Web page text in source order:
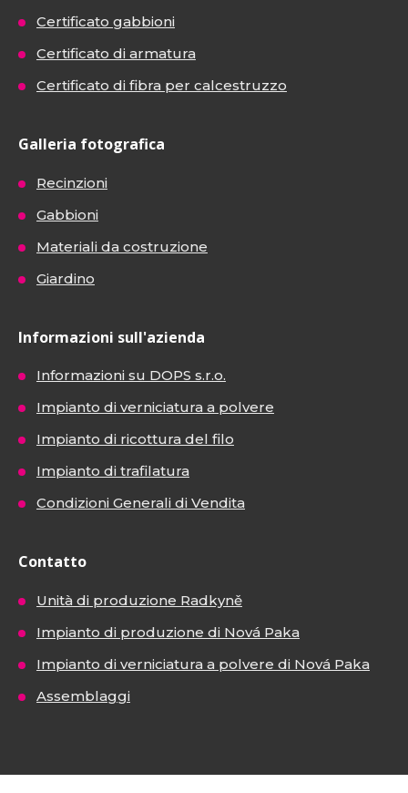
Certificato gabbioni
Certificato di armatura
Certificato di fibra per calcestruzzo
Galleria fotografica
Recinzioni
Gabbioni
Materiali da costruzione
Giardino
Informazioni sull'azienda
Informazioni su DOPS s.r.o.
Impianto di verniciatura a polvere
Impianto di ricottura del filo
Impianto di trafilatura
Condizioni Generali di Vendita
Contatto
Unità di produzione Radkyně
Impianto di produzione di Nová Paka
Impianto di verniciatura a polvere di Nová Paka
Assemblaggi